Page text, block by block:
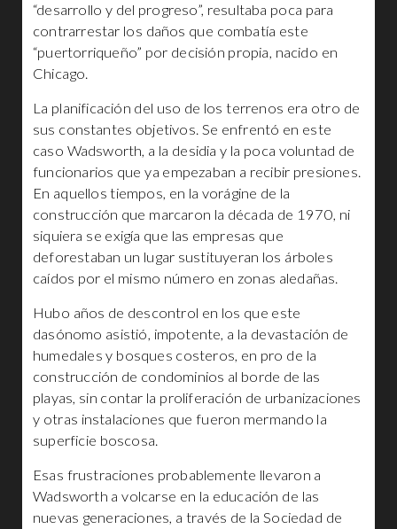
“desarrollo y del progreso”, resultaba poca para
contrarrestar los daños que combatía este
“puertorriqueño” por decisión propia, nacido en
Chicago.
La planificación del uso de los terrenos era otro de
sus constantes objetivos. Se enfrentó en este
caso Wadsworth, a la desidia y la poca voluntad de
funcionarios que ya empezaban a recibir presiones.
En aquellos tiempos, en la vorágine de la
construcción que marcaron la década de 1970, ni
siquiera se exigía que las empresas que
deforestaban un lugar sustituyeran los árboles
caídos por el mismo número en zonas aledañas.
Hubo años de descontrol en los que este
dasónomo asistió, impotente, a la devastación de
humedales y bosques costeros, en pro de la
construcción de condominios al borde de las
playas, sin contar la proliferación de urbanizaciones
y otras instalaciones que fueron mermando la
superficie boscosa.
Esas frustraciones probablemente llevaron a
Wadsworth a volcarse en la educación de las
nuevas generaciones, a través de la Sociedad de